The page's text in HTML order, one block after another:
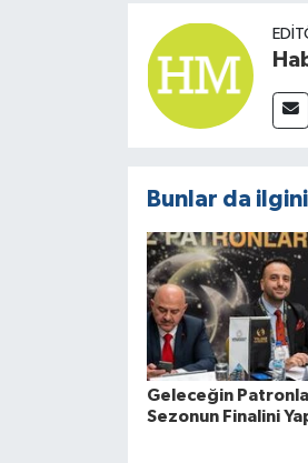
Bunlar da
Geleceğin
Sezonun Finalini